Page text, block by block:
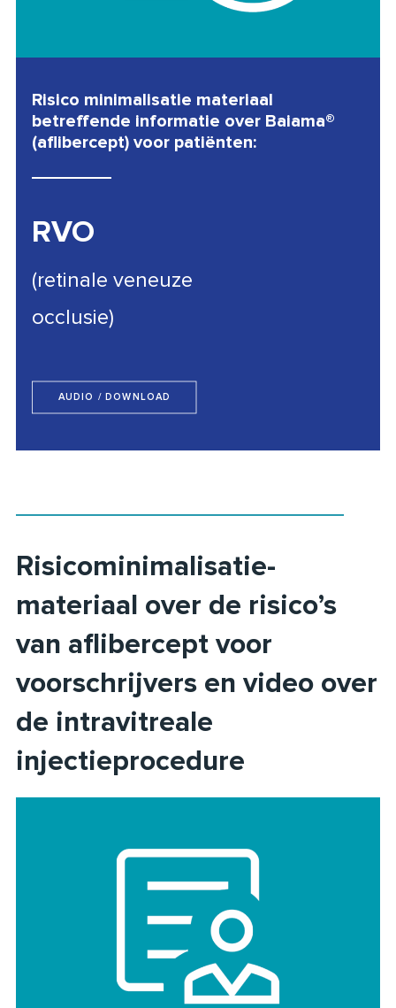
Risico minimalisatie materiaal
betreffende informatie over Baiama®
(aflibercept) voor patiënten:
RVO
(retinale veneuze
occlusie)
AUDIO / DOWNLOAD
Risicominimalisatie-
materiaal over de risico’s
van aflibercept voor
voorschrijvers en video over
de intravitreale
injectieprocedure